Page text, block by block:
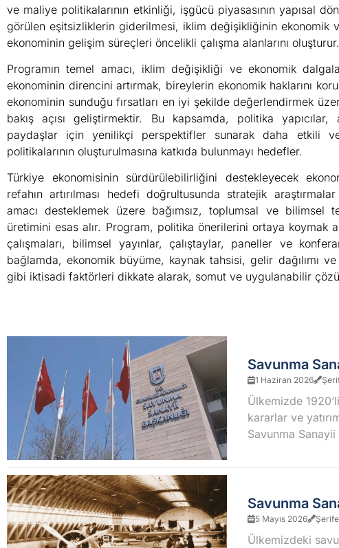
ve maliye politikalarının etkinliği, işgücü piyasasının yapısal
görülen eşitsizliklerin giderilmesi, iklim değişikliğinin ekonomik
ekonominin gelişim süreçleri öncelikli çalışma alanlarını oluşturur.
Programın temel amacı, iklim değişikliği ve ekonomik
ekonominin direncini artırmak, bireylerin ekonomik haklarını
ekonominin sunduğu fırsatları en iyi şekilde değerlendirmek
bakış açısı geliştirmektir. Bu kapsamda, politika
paydaşlar için yenilikçi perspektifler sunarak daha etkili
politikalarının oluşturulmasına katkıda bulunmayı hedefler.
Türkiye ekonomisinin sürdürülebilirliğini destekleyecek
refahın artırılması hedefi doğrultusunda stratejik
amacı desteklemek üzere bağımsız, toplumsal ve bilimsel
üretimini esas alır. Program, politika önerilerini ortaya koymak
çalışmaları, bilimsel yayınlar, çalıştaylar, paneller ve
bağlamda, ekonomik büyüme, kaynak tahsisi, gelir dağılımı
gibi iktisadi faktörleri dikkate alarak, somut ve uygulanabilir
Savunma
1 Haziran 2026
Ülkemizde
kararlar ve
Savunma
Savunma
5 Mayıs 2026
Ülkemizdeki